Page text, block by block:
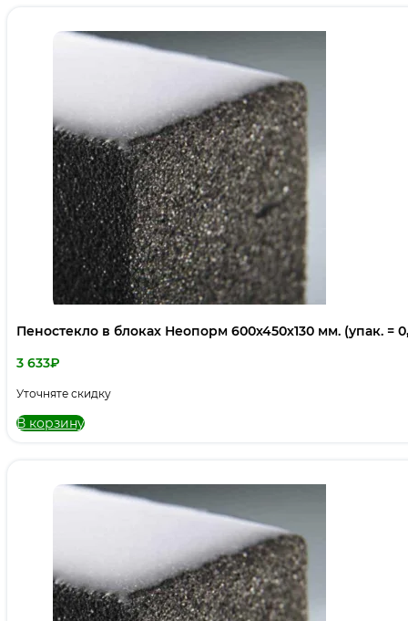
Пеностекло в блоках Неопорм 600х450х130 мм. (упак. =
3 633₽
Уточняте скидку
В корзину